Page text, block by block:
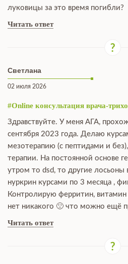
луковицы за это время погибли?
Читать ответ
Светлана
02 июля 2026
#Online консультация врача-
Здравствуйте. У меня АГА,
сентября 2023 года. Делаю
мезотерапию (с пептидами и
терапии. На постоянной основе
утром то dsd, то другие лосьоны
нуркрин курсами по 3 месяца ,
Контролирую ферритин,
нет никакого 🙁 что можно ещё
Читать ответ